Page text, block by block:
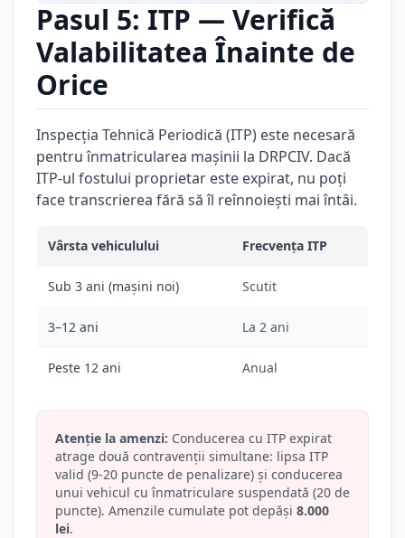
Pasul 5: ITP — Verifică
Valabilitatea Înainte de
Orice
Inspecția Tehnică Periodică (ITP) este necesară
pentru înmatricularea mașinii la DRPCIV. Dacă
ITP-ul fostului proprietar este expirat, nu poți
face transcrierea fără să îl reînnoiești mai întâi.
Vârsta vehiculului Frecvența ITP
Sub 3 ani (mașini noi) Scutit
3–12 ani La 2 ani
Peste 12 ani Anual
Atenție la amenzi: Conducerea cu ITP expirat
atrage două contravenții simultane: lipsa ITP
valid (9-20 puncte de penalizare) și conducerea
unui vehicul cu înmatriculare suspendată (20 de
puncte). Amenzile cumulate pot depăși 8.000
lei.